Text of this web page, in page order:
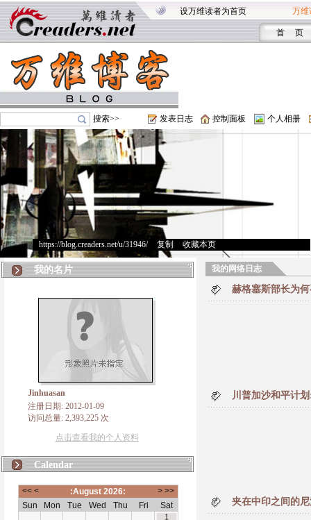
设万维读者为首页 万维
首 页
搜索>> 发表日志 控制面板 个人相册
https://blog.creaders.net/u/31946/> 复制 收藏本页
我的名片
Jinhuasan
注册日期: 2012-01-09
访问总量: 2,393,225 次
点击查看我的个人资料
Calendar
我的网络日志
赫格塞斯部长为
川普加沙和平计
夹在中印之间的